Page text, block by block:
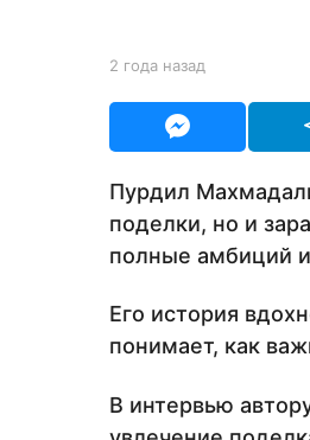
b
Y
U
2 года назад
а
а
д
Пурдил
поделки, но и
полные амбиций
Его история
понимает, как
В интервью